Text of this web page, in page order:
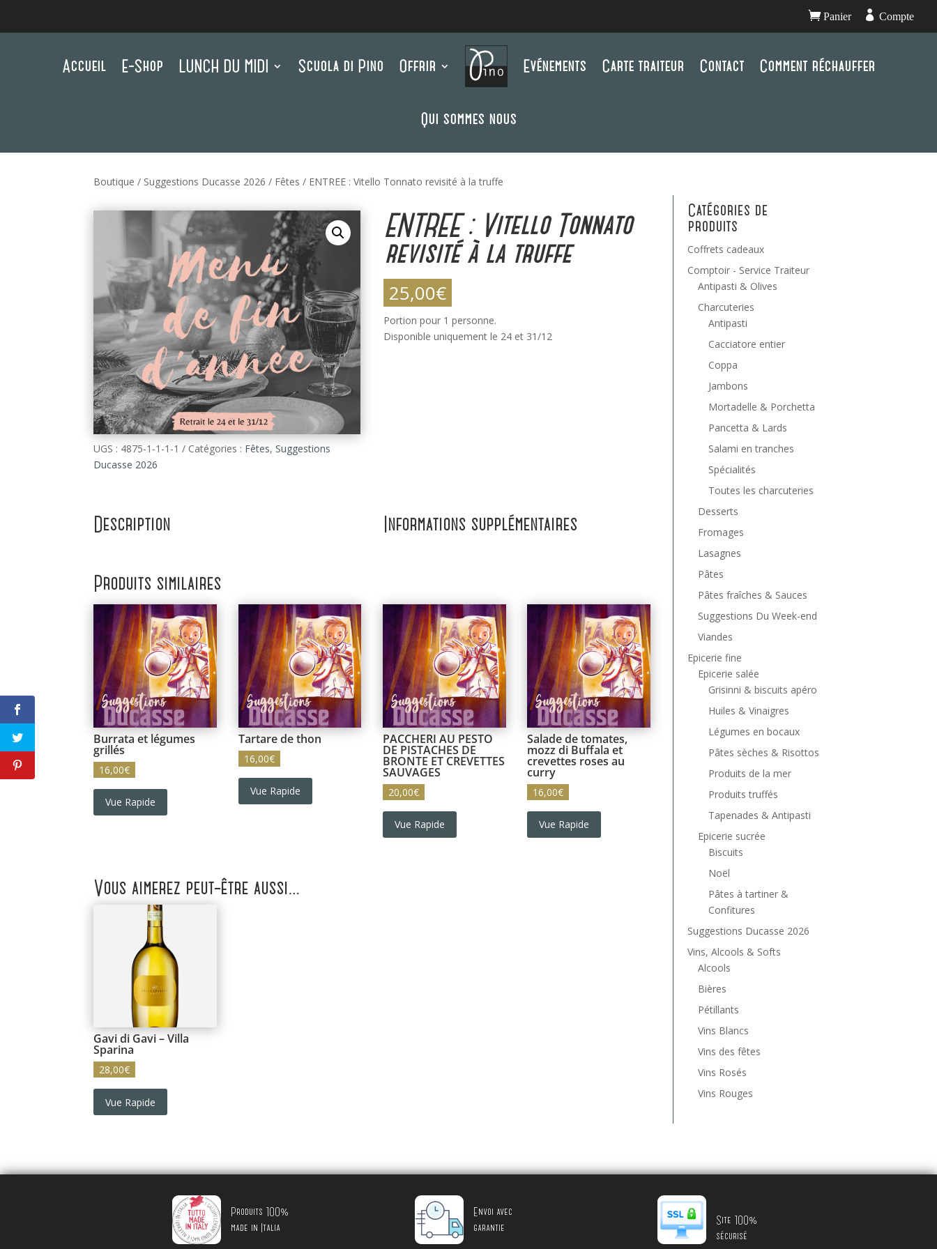
Panier  Compte
Accueil E-Shop LUNCH DU MIDI Scuola di Pino Offrir Evénements Carte traiteur Contact Comment réchauffer
Qui sommes nous
Boutique / Suggestions Ducasse 2026 / Fêtes / ENTREE : Vitello Tonnato revisité à la truffe
UGS : 4875-1-1-1-1 Catégories : Fêtes,Suggestions
Ducasse 2026
ENTREE : Vitello Tonnato
revisité à la truffe
25,00€
Portion pour 1 personne.
Disponible uniquement le 24 et 31/12
Description Informations supplémentaires
Produits similaires
Burrata et légumes
grillés
16,00€
Vue Rapide
Tartare de thon
16,00€
Vue Rapide
PACCHERI AU PESTO
DE PISTACHES DE
BRONTE ET CREVETTES
SAUVAGES
20,00€
Vue Rapide
Salade de tomates,
mozz di Buffala et
crevettes roses au
curry
16,00€
Vue Rapide
Vous aimerez peut-être aussi…
Gavi di Gavi – Villa
Sparina
28,00€
Vue Rapide
Catégories de
produits
Coffrets cadeaux
Comptoir - Service Traiteur
Antipasti & Olives
Charcuteries
Antipasti
Cacciatore entier
Coppa
Jambons
Mortadelle & Porchetta
Pancetta & Lards
Salami en tranches
Spécialités
Toutes les charcuteries
Desserts
Fromages
Lasagnes
Pâtes
Pâtes fraîches & Sauces
Suggestions Du Week-end
Viandes
Epicerie fine
Epicerie salée
Grisinni & biscuits apéro
Huiles & Vinaigres
Légumes en bocaux
Pâtes sèches & Risottos
Produits de la mer
Produits truffés
Tapenades & Antipasti
Epicerie sucrée
Biscuits
Noël
Pâtes à tartiner &
Confitures
Suggestions Ducasse 2026
Vins, Alcools & Softs
Alcools
Bières
Pétillants
Vins Blancs
Vins des fêtes
Vins Rosés
Vins Rouges
Produits 100%
made in Italia
Envoi avec
garantie
Site 100%
sécurisé